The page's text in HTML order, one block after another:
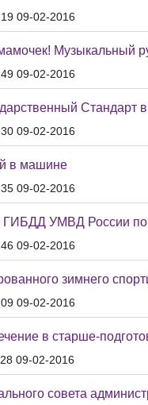
09-02-2016
Музыкальный
09-02-2016
Стандарт
09-02-2016
в машине
09-02-2016
ГИБДД УМВД России по
09-02-2016
зимнего
09-02-2016
в старше-
09-02-2016
совета